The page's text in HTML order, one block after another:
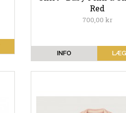
Red
700,00 kr
LÆG
INFO